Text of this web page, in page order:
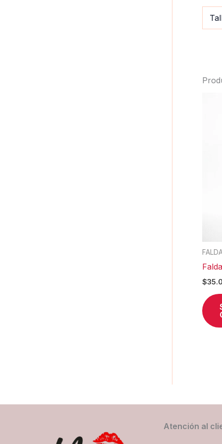
$
Atención al